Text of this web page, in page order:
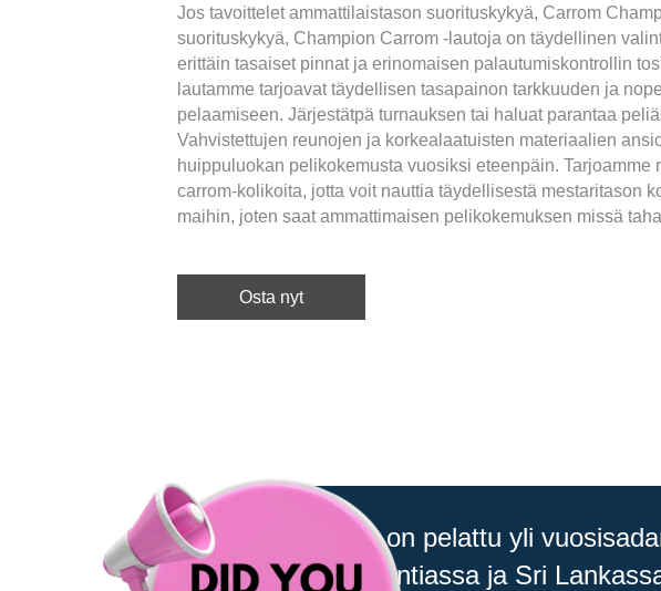
Jos tavoittelet ammattilaistason suorituskykyä, Carrom
suorituskykyä, Champion Carrom -lautoja on täydellinen
erittäin tasaiset pinnat ja erinomaisen palautumiskontrollin
lautamme tarjoavat täydellisen tasapainon tarkkuuden ja
pelaamiseen. Järjestätpä turnauksen tai haluat parantaa
Vahvistettujen reunojen ja korkealaatuisten materiaalien
huippuluokan pelikokemusta vuosiksi eteenpäin.
carrom-kolikoita, jotta voit nauttia täydellisestä mestaritason
maihin, joten saat ammattimaisen pelikokemuksen missä
Osta nyt
Carromia on pelattu yli
erityisesti Intiassa ja Sri